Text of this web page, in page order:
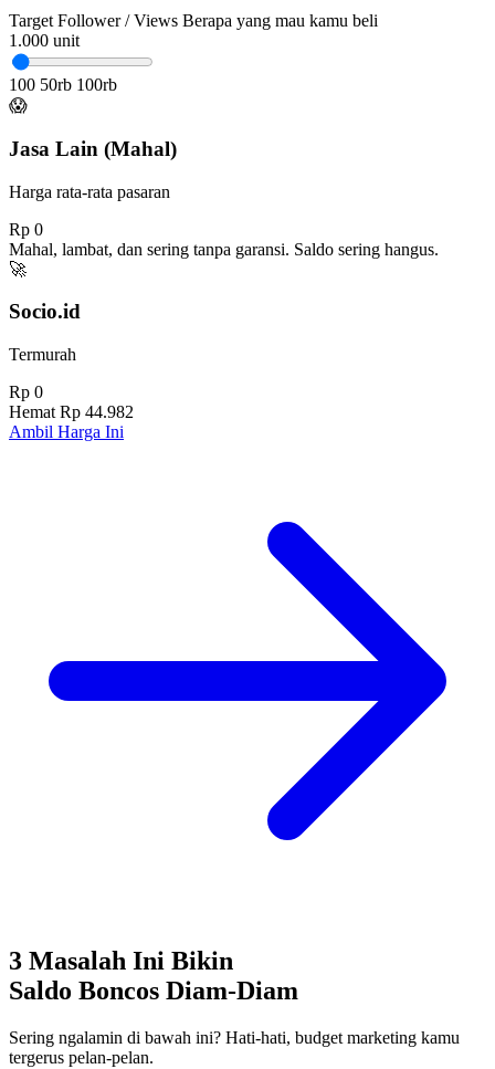
Target Follower / Views Berapa yang mau kamu beli
1.000 unit
100 50rb 100rb
😱
Jasa Lain (Mahal)
Harga rata-rata pasaran
Rp 0
Mahal, lambat, dan sering tanpa garansi. Saldo sering hangus.
🚀
Socio.id
Termurah
Rp 0
Hemat Rp 44.982
Ambil Harga Ini
3 Masalah Ini Bikin
Saldo Boncos Diam-Diam
Sering ngalamin di bawah ini? Hati-hati, budget marketing kamu
tergerus pelan-pelan.